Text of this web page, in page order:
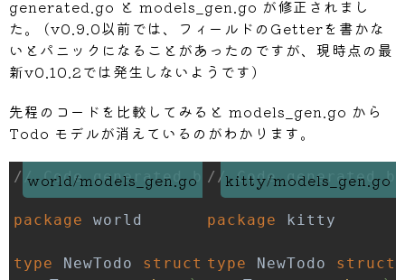
generated.go と models_gen.go が修正されまし
た。 (v0.9.0以前では、フィールドのGetterを書かな
いとパニックになることがあったのですが、現時点の最
新v0.10.2では発生しないようです)
先程のコードを比較してみると models_gen.go から
Todo モデルが消えているのがわかります。
world/models_gen.go
// Code generated by github.com/
package
type NewTodo struct
{
kitty/models_gen.go
// Code generated
package
type NewTodo struct